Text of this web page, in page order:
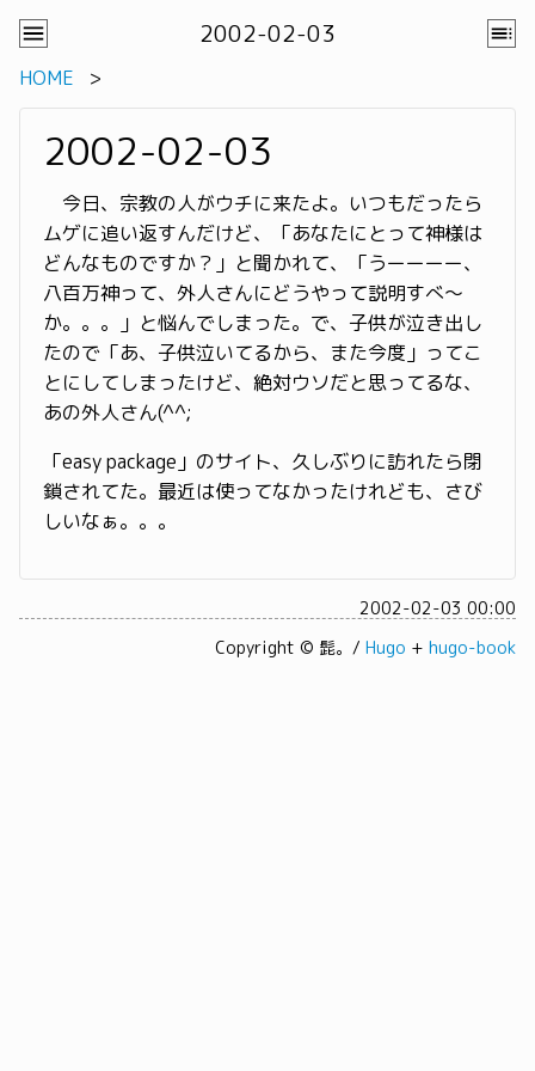
2002-02-03
HOME
2002-02-03
今日、宗教の人がウチに来たよ。いつもだったら
ムゲに追い返すんだけど、「あなたにとって神様は
どんなものですか？」と聞かれて、「うーーーー、
八百万神って、外人さんにどうやって説明すべ〜
か。。。」と悩んでしまった。で、子供が泣き出し
たので「あ、子供泣いてるから、また今度」ってこ
とにしてしまったけど、絶対ウソだと思ってるな、
あの外人さん(^^;
「easy package」のサイト、久しぶりに訪れたら閉
鎖されてた。最近は使ってなかったけれども、さび
しいなぁ。。。
2002-02-03 00:00
Copyright © 髭。/ Hugo + hugo-book